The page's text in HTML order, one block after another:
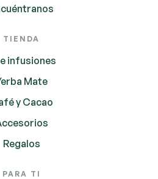
TIENDA
infusiones
Mate
y Cacao
Regalos
PARA TI